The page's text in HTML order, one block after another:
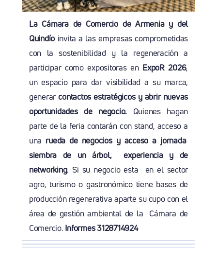
La Cámara de Comercio de Armenia y del
Quindío invita a las empresas comprometidas
con la sostenibilidad y la regeneración a
participar como expositoras enExpoR 2026,
un espacio para dar visibilidad a su marca,
generarcontactos estratégicos y abrir nuevas
oportunidades de negocio. Quienes hagan
parte de la feria contarán con stand, acceso a
una rueda de negocios y acceso a jornada
siembra de un árbol, experiencia y de
networking. Si su negocio esta en el sector
agro, turismo o gastronómico tiene bases de
producción regenerativa aparte su cupo con el
área de gestión ambiental de la Cámara de
Comercio. Informes 3128714924